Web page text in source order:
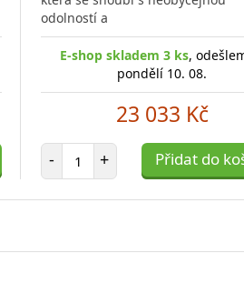
odolností a
E-shop skladem 3 ks,
pondělí 10. 08.
23 033 Kč
- Počet položek
+ Přidat do